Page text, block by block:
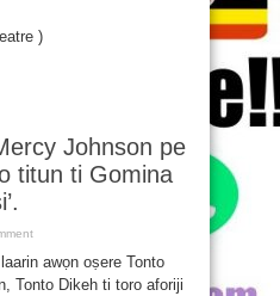
)
Johnson pe
titun ti Gomina
awọn oṣere Tonto
Tonto Dikeh ti toro aforiji